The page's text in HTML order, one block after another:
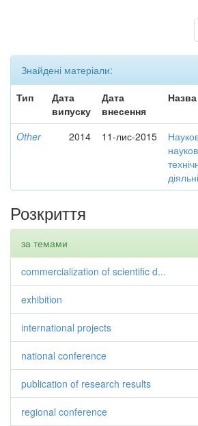
Знайдені матеріали:
Тип
Дата
випуску
Дата
внесення
Назва
Other 2014 11-лис-2015
Розкриття
за темами
commercialization of scientific d...
exhibition
international projects
national conference
publication of research results
regional conference